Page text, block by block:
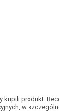
kupili produkt.
w